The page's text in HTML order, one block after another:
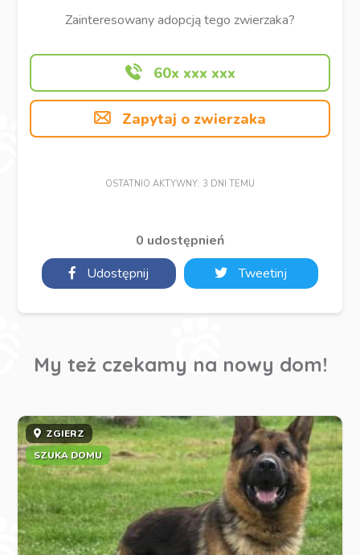
Zainteresowany adopcją tego zwierzaka?
60x xxx xxx
Zapytaj o zwierzaka
OSTATNIO AKTYWNY: 3 DNI TEMU
0 udostępnień
Udostępnij
Tweetinj
My też czekamy na nowy dom!
ZGIERZ
SZUKA DOMU